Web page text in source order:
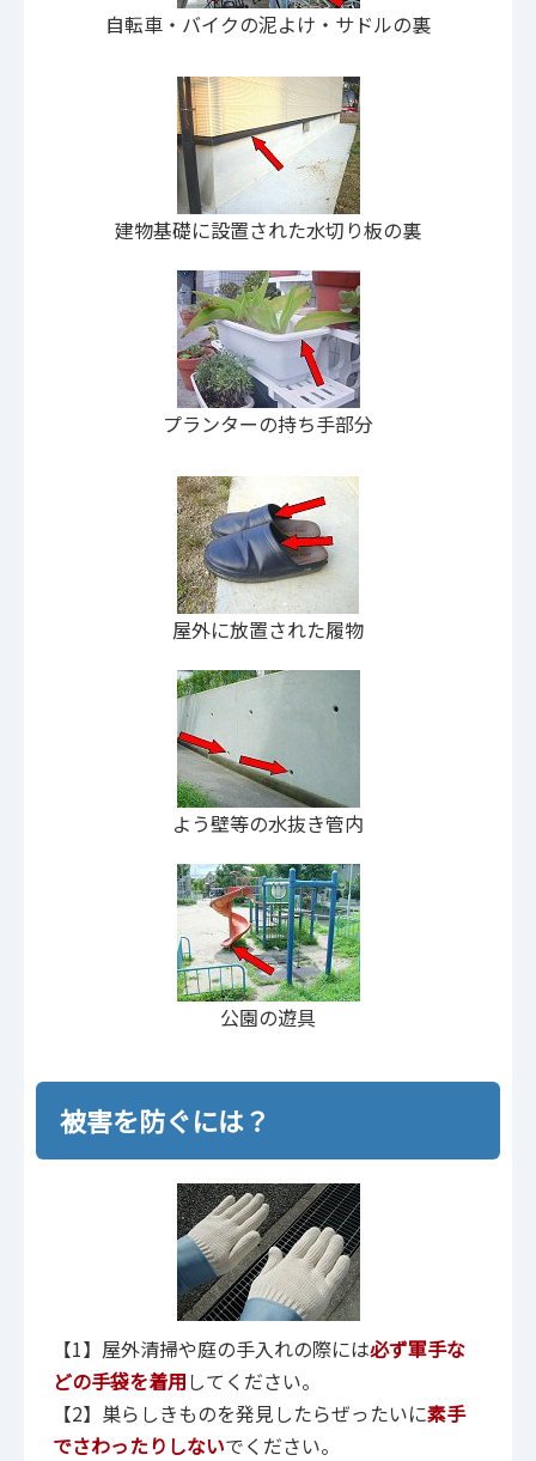
自転車・バイクの泥よけ・サドルの裏
建物基礎に設置された水切り板の裏
プランターの持ち手部分
屋外に放置された履物
よう壁等の水抜き管内
公園の遊具
被害を防ぐには？
【1】屋外清掃や庭の手入れの際には必ず軍手な
どの手袋を着用してください。
【2】巣らしきものを発見したらぜったいに素手
でさわったりしないでください。